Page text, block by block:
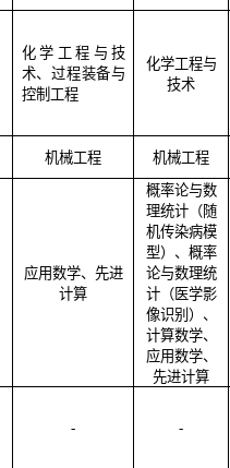
化学工程与技
术、过程装备与
控制工程
化学工程与
技术
机械工程 机械工程
应用数学、先进
计算
概率论与数
理统计（随
机传染病模
型）、概率
论与数理统
计（医学影
像识别）、
计算数学、
应用数学、
先进计算
- -